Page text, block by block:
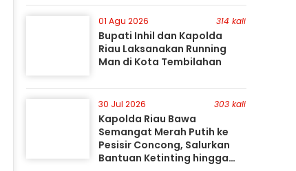
01 Agu 2026 314 kali
Bupati Inhil dan Kapolda
Riau Laksanakan Running
Man di Kota Tembilahan
30 Jul 2026 303 kali
Kapolda Riau Bawa
Semangat Merah Putih ke
Pesisir Concong, Salurkan
Bantuan Ketinting hingga